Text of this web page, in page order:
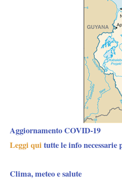
Aggiornamento COVID-19
Leggi qui tutte le info necessarie
Clima, meteo e salute